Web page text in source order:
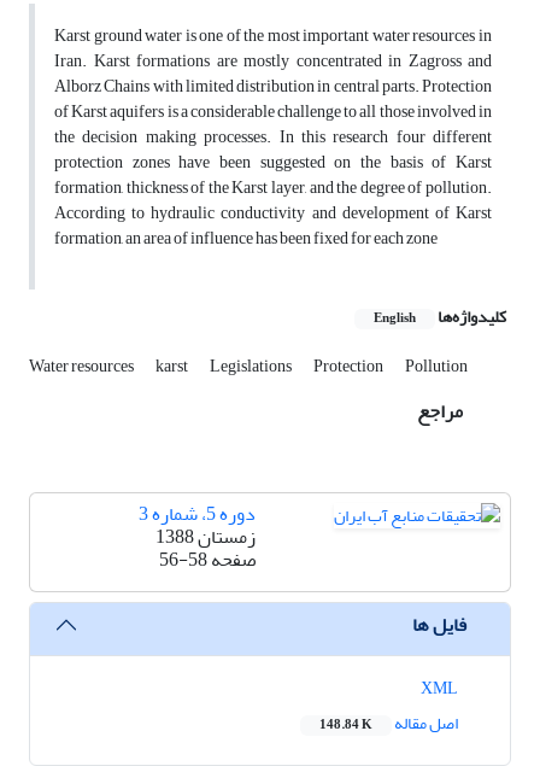
Karst ground water is one of the most important water resources in
Iran. Karst formations are mostly concentrated in Zagross and
Alborz Chains with limited distribution in central parts. Protection
of Karst aquifers is a considerable challenge to all those involved in
the decision making processes. In this research four different
protection zones have been suggested on the basis of Karst
formation, thickness of the Karst layer, and the degree of pollution.
According to hydraulic conductivity and development of Karst
formation, an area of influence has been fixed for each zone
کلیدواژه‌ها English
Water resources karst Legislations Protection Pollution
مراجع
دوره 5، شماره 3
زمستان 1388
صفحه56-58
فایل ها
اصل مقاله
148.84 K